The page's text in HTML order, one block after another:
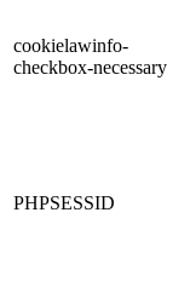
cookielawinfo-
checkbox-necessary
PHPSESSID